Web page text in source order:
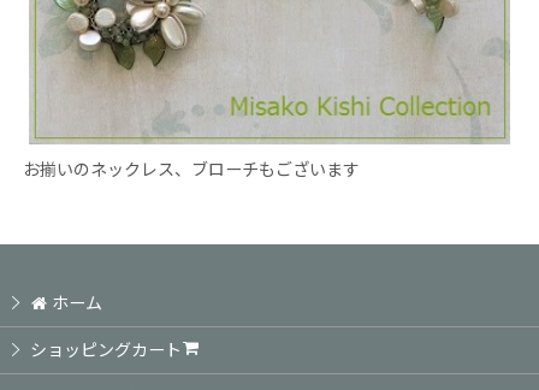
お揃いのネックレス、ブローチもございます
ホーム
ショッピングカート